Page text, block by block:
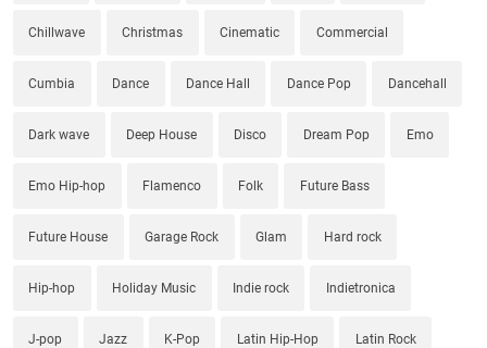
Chillwave Christmas Cinematic Commercial
Cumbia Dance Dance Hall Dance Pop Dancehall
Dark wave Deep House Disco Dream Pop Emo
Emo Hip-hop Flamenco Folk Future Bass
Future House Garage Rock Glam Hard rock
Hip-hop Holiday Music Indie rock Indietronica
J-pop Jazz K-Pop Latin Hip-Hop Latin Rock